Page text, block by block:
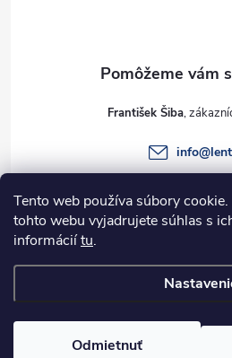
Tento web používa súbory
tohto webu vyjadrujete súhlas s
informáciítu.
Odmietnuť
e
František Šiba
info@
Informácie pre vás
.